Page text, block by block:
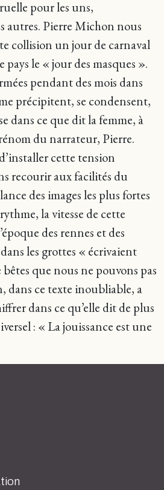
pour les uns,
autres. Pierre Michon nous
collision un jour de carnaval
pays le « jour des masques ».
pendant des mois dans
précipitent, se condensent,
dans ce que dit la femme, à
du narrateur, Pierre.
cette tension
recourir aux facilités du
des images les plus fortes
la vitesse de cette
des rennes et des
les grottes « écrivaient
que nous ne pouvons pas
dans ce texte inoubliable, a
dans ce qu’elle dit de plus
: « La jouissance est une